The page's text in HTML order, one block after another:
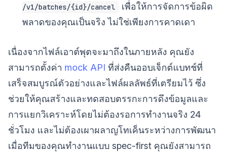
/v1/batches/{id}/cancel
เพื่อให้การจัดการข้อผิด
พลาดของคุณเป็นจริง ไม่ใช่เพียงการคาดเดา
เนื่องจากไฟล์เอาต์พุตจะมาถึงในภายหลัง คุณยัง
สามารถตั้งค่า mock API ที่ส่งคืนออบเจ็กต์แบทช์ที่
เสร็จสมบูรณ์ตัวอย่างและไฟล์ผลลัพธ์ที่เตรียมไว้ ซึ่ง
ช่วยให้คุณสร้างและทดสอบตรรกะการดึงข้อมูลและ
การแยกวิเคราะห์โดยไม่ต้องรอการทำงานจริง 24
ชั่วโมง และไม่ต้องเผาผลาญโทเค็นระหว่างการพัฒนา
เมื่อทีมของคุณทำงานแบบ spec-first คุณยังสามารถ